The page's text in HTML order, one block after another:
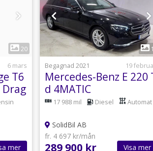
20
6 mars
T6
Drag
mer
1
Begagnad 2021
19
Mercedes-Benz E 220
d 4MATIC
Avantgarde/Drag/
17 988 mil Diesel Automat
SolidBil AB
fr. 4 697 kr/mån
289 900 kr Visa mer